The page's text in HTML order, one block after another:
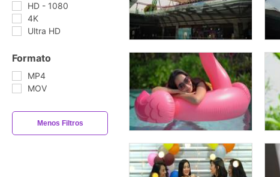
HD - 1080
4K
Ultra HD
Formato
MP4
MOV
Menos Filtros